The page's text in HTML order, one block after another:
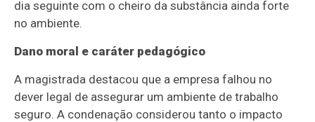
dia seguinte com o cheiro da substância ainda forte
no ambiente.
Dano moral e caráter pedagógico
A magistrada destacou que a empresa falhou no
dever legal de assegurar um ambiente de trabalho
seguro. A condenação considerou tanto o impacto